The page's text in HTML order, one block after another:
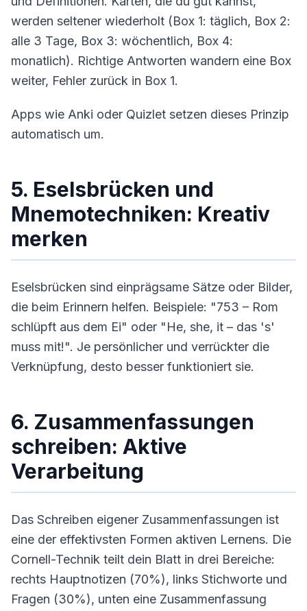
werden seltener wiederholt (Box 1: täglich, Box 2:
alle 3 Tage, Box 3: wöchentlich, Box 4:
monatlich). Richtige Antworten wandern eine Box
weiter, Fehler zurück in Box 1.
Apps wie Anki oder Quizlet setzen dieses Prinzip
automatisch um.
5. Eselsbrücken und
Mnemotechniken: Kreativ
merken
Eselsbrücken sind einprägsame Sätze oder Bilder,
die beim Erinnern helfen. Beispiele: "753 – Rom
schlüpft aus dem Ei" oder "He, she, it – das 's'
muss mit!". Je persönlicher und verrückter die
Verknüpfung, desto besser funktioniert sie.
6. Zusammenfassungen
schreiben: Aktive
Verarbeitung
Das Schreiben eigener Zusammenfassungen ist
eine der effektivsten Formen aktiven Lernens. Die
Cornell-Technik teilt dein Blatt in drei Bereiche:
rechts Hauptnotizen (70%), links Stichworte und
Fragen (30%), unten eine Zusammenfassung